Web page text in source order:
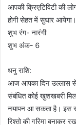
आपकी क्रिएटिविटी की
होगी सेहत में सुधार आयेगा।
शुभ रंग- नारंगी
शुभ अंक- 6
धनु राशि:
आज आपका दिन उल्लास से
संबंधित कोई खुशखबरी
नयापन आ सकता है। इस
रिश्तो की गरिमा बनाकर